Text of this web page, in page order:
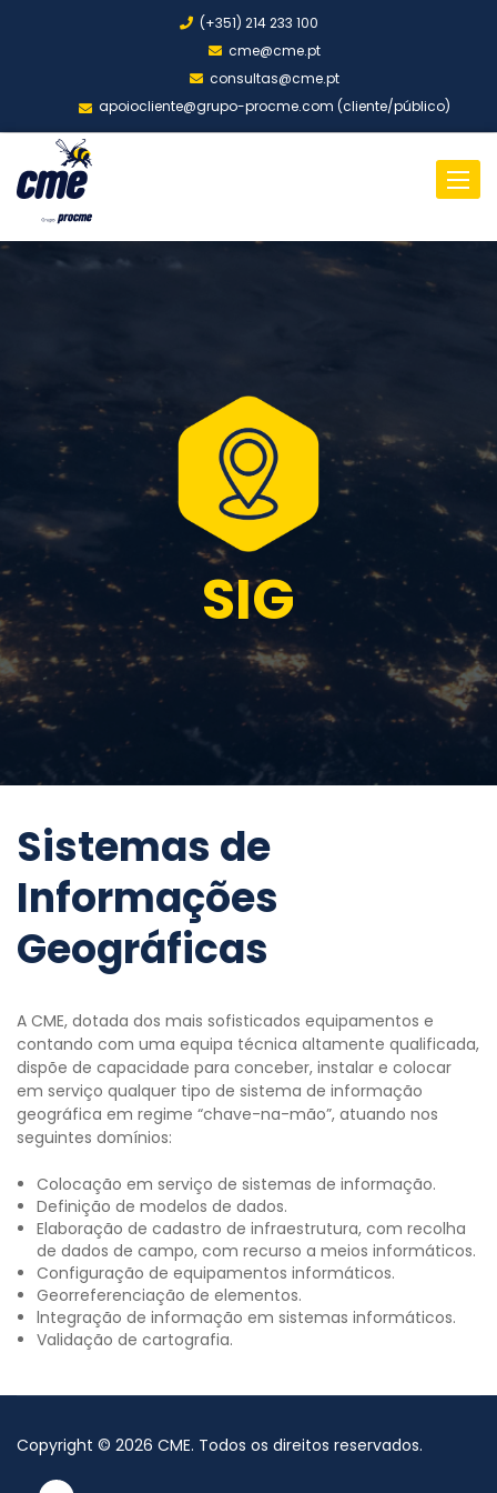
(+351) 214 233 100
cme@cme.pt
consultas@cme.pt
apoiocliente@grupo-procme.com (cliente/público)
SIG
Sistemas de
Informações
Geográficas
A CME, dotada dos mais sofisticados equipamentos e
contando com uma equipa técnica altamente qualificada,
dispõe de capacidade para conceber, instalar e colocar
em serviço qualquer tipo de sistema de informação
geográfica em regime “chave-na-mão”, atuando nos
seguintes domínios:
Colocação em serviço de sistemas de informação.
Definição de modelos de dados.
Elaboração de cadastro de infraestrutura, com recolha
de dados de campo, com recurso a meios informáticos.
Configuração de equipamentos informáticos.
Georreferenciação de elementos.
lntegração de informação em sistemas informáticos.
Validação de cartografia.
Copyright © 2026 CME. Todos os direitos reservados.